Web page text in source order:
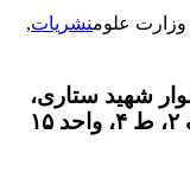
علومنشریات,
شهید ستاری،